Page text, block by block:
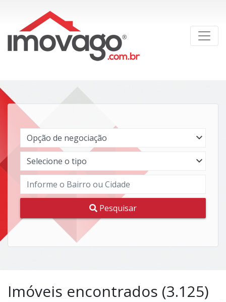
Pesquisar
Imóveis encontrados (3.125)